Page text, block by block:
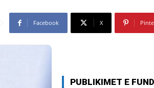
Facebook X
PUBLIKIMET E